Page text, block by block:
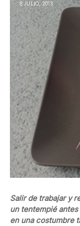
8 JULIO, 2013
Salir de trabajar y
un tentempié
en una costumbre